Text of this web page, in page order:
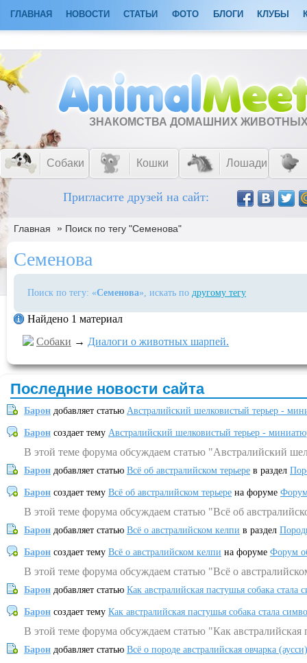
ГЛАВНАЯ НОВОСТИ СТАТЬИ ФОТО БЛОГИ КЛУБЫ
ЗНАКОМСТВА ДОМАШНИХ
Собаки Кошки Лошади
Пригласите друзей на сайт:
Главная » Поиск по тегу "Семенова"
Семенова
Поиск по тегу: «Семенова», искать по другому тегу
Найдено 1 материал
Собаки → Диалоги о животных шарпей.
Последние новости сайта
Барон добавляет статью Австралийский шелковистый терьер -
Барон создает тему Австралийский шелковистый терьер -
В этой теме форума обсуждаем статью "Австралийский
Барон добавляет статью Всё об австралийском терьере в раздел
Барон создает тему Всё об австралийском терьере на форуме
В этой теме форума обсуждаем статью "Всё об
Барон добавляет статью Всё о австралийском келпи в раздел
Барон создает тему Всё о австралийском келпи на форуме Форум
В этой теме форума обсуждаем статью "Всё о
Барон добавляет статью Как австралийская пастушья собака
Барон создает тему Как австралийская пастушья собака стала
В этой теме форума обсуждаем статью "Как
Барон добавляет статью Всё о породе австралийская овчарка (аусси)